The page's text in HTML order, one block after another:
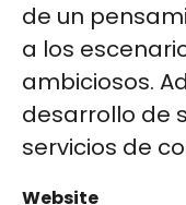
de un
a los
ambiciosos.
desarrollo de
servicios de
Website